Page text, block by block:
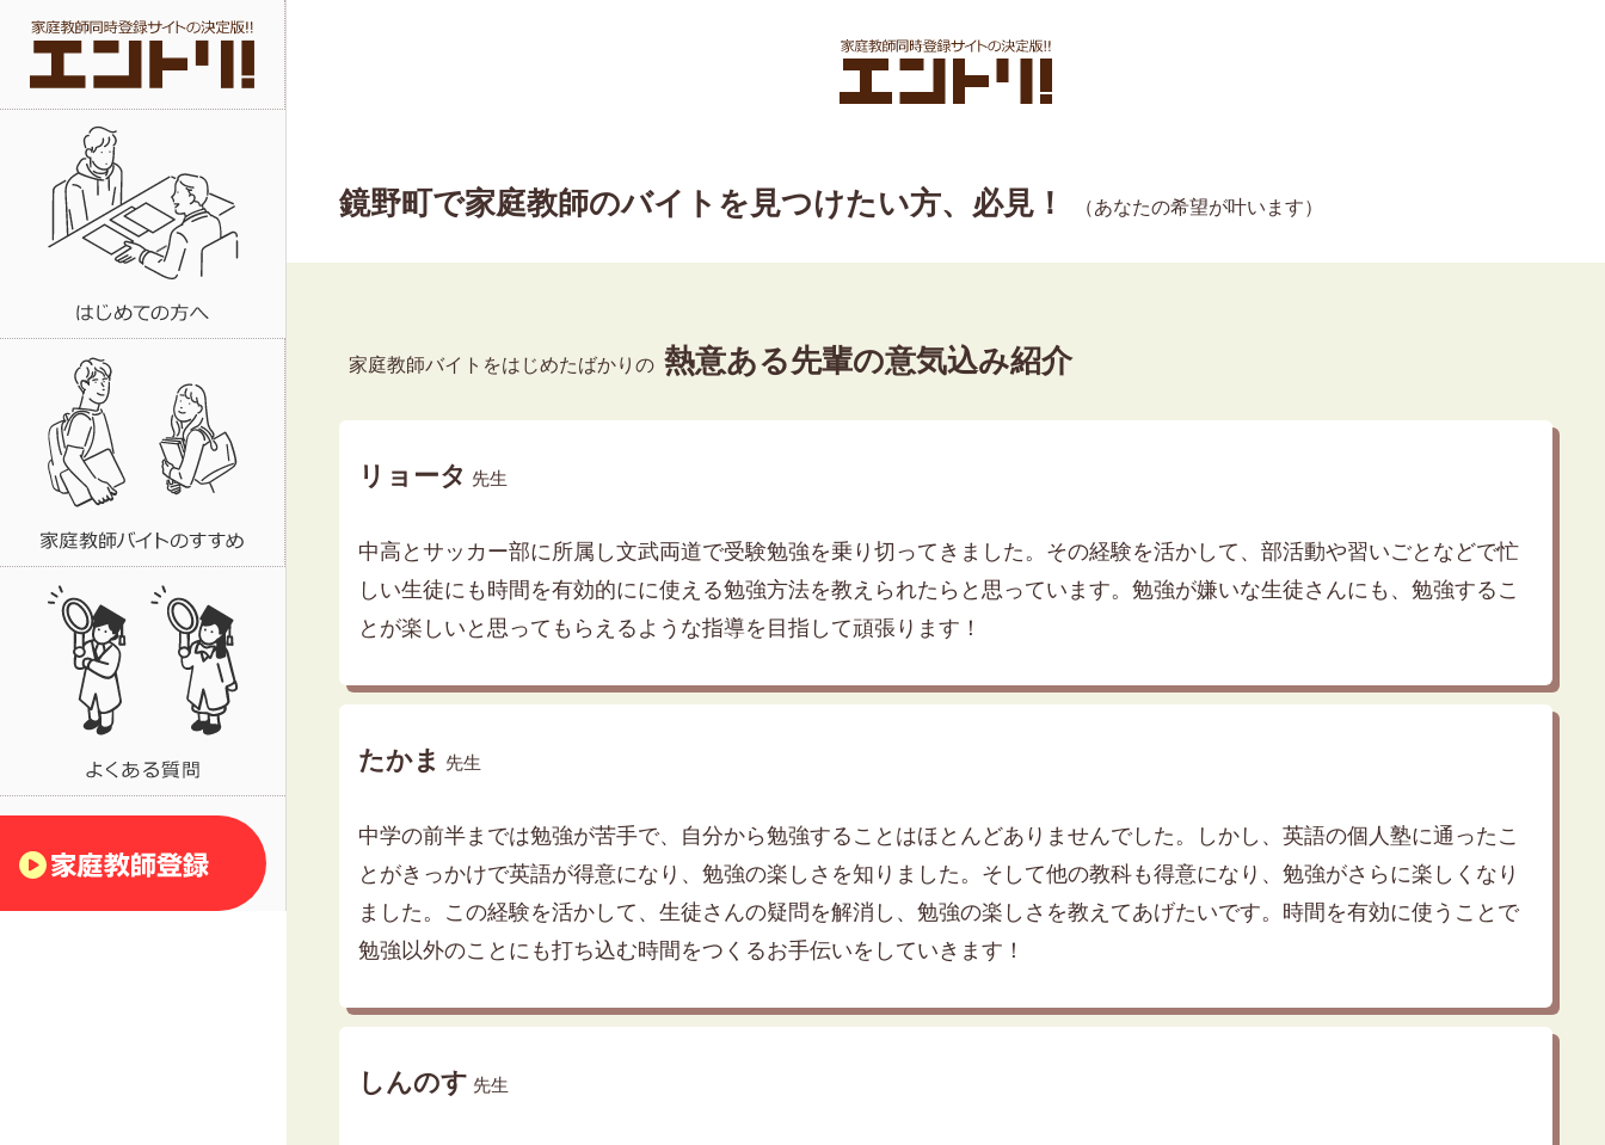
鏡野町で家庭教師のバイトを見つけたい方、必見！ （あなたの希望が叶います）
家庭教師バイトをはじめたばかりの 熱意ある先輩の意気込み紹介
リョータ 先生
中高とサッカー部に所属し文武両道で受験勉強を乗り切ってきました。その経験を活かして、部活動や習いごとなどで忙
しい生徒にも時間を有効的にに使える勉強方法を教えられたらと思っています。勉強が嫌いな生徒さんにも、勉強するこ
とが楽しいと思ってもらえるような指導を目指して頑張ります！
たかま 先生
中学の前半までは勉強が苦手で、自分から勉強することはほとんどありませんでした。しかし、英語の個人塾に通ったこ
とがきっかけで英語が得意になり、勉強の楽しさを知りました。そして他の教科も得意になり、勉強がさらに楽しくなり
ました。この経験を活かして、生徒さんの疑問を解消し、勉強の楽しさを教えてあげたいです。時間を有効に使うことで
勉強以外のことにも打ち込む時間をつくるお手伝いをしていきます！
しんのす 先生